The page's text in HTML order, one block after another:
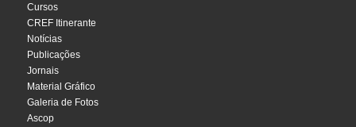
Cursos
CREF Itinerante
Notícias
Publicações
Jornais
Material Gráfico
Galeria de Fotos
Ascop